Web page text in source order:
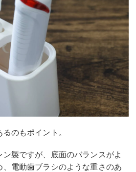
のもポイント。
製ですが、底面のバランスがよ
、電動歯ブラシのような重さのあ